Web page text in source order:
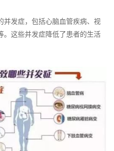
并发症，包括心脑血管疾病、视
。这些并发症降低了患者的生活